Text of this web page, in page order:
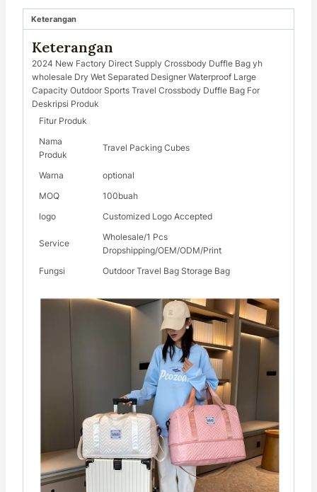
Keterangan
Keterangan
2024 New Factory Direct Supply Crossbody Duffle Bag yh
wholesale Dry Wet Separated Designer Waterproof Large
Capacity Outdoor Sports Travel Crossbody Duffle Bag For
Deskripsi Produk
Fitur Produk
Nama
Produk
Travel Packing Cubes
Warna
optional
MOQ
100buah
logo
Customized Logo Accepted
Service
Wholesale/1 Pcs
Dropshipping/OEM/ODM/Print
Fungsi
Outdoor Travel Bag Storage Bag